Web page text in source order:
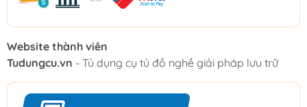
Website thành viên
Tudungcu.vn - Tủ dụng cụ tủ đồ nghề giải pháp lưu trữ